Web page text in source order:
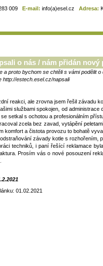
009 E-mail: info(a)esel.cz Adresa:
o nás / nám přidán nový
a proto bychom se chtěli s vámi podělit
http://estech.esel.cz/napsali
reakci, ale zrovna jsem řešil závadu
službami spokojen, od
setkal s ochotou a profesionálním
zcela bez zavad, vytápění
komfort a čistota provozu to bohatě
závady kotle s rozhořením,
techniků, i paní řešící reklamace
Prosím vás o nové posouzení
01.02.2021